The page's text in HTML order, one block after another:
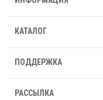
КАТАЛОГ
ПОДДЕРЖКА
РАССЫЛКА